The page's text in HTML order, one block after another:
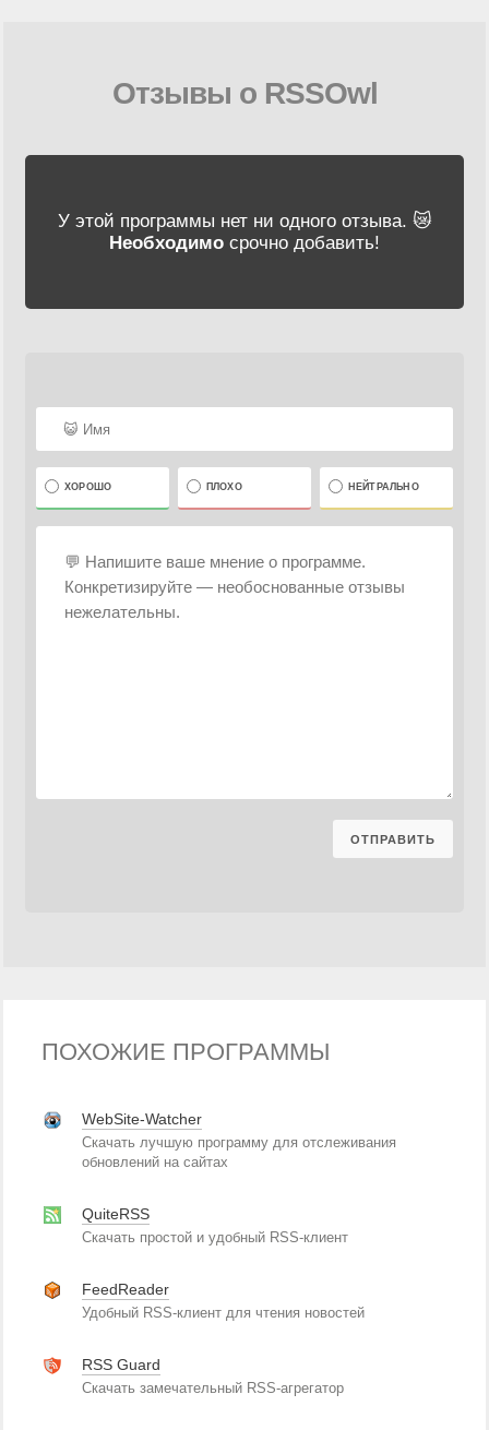
Отзывы о RSSOwl
У этой программы нет ни одного отзыва. 😿
Необходимо срочно добавить!
ХОРОШО ПЛОХО НЕЙТРАЛЬНО
ПОХОЖИЕ ПРОГРАММЫ
WebSite-Watcher
Скачать лучшую программу для отслеживания
обновлений на сайтах
QuiteRSS
Скачать простой и удобный RSS-клиент
FeedReader
Удобный RSS-клиент для чтения новостей
RSS Guard
Скачать замечательный RSS-агрегатор